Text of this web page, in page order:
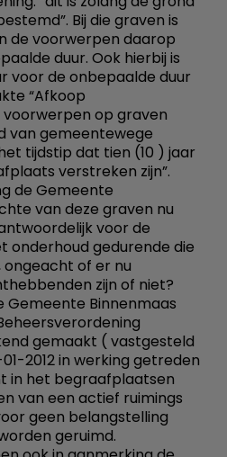
Bij die graven is
de voorwerpen daarop
duur. Ook hierbij is
voor de onbepaalde duur
“Afkoop
op graven
van gemeentewege
tijdstip dat tien (10 ) jaar
verstreken zijn”.
de Gemeente
van deze graven nu
voor de
onderhoud gedurende die
of er nu
zijn of niet?
Gemeente Binnenmaas
gemaakt ( vastgesteld
01-2012 in werking getreden
in het begraafplaatsen
van een actief ruimings
geen belangstelling
geruimd.